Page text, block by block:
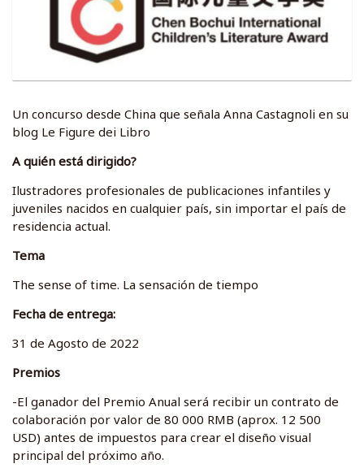
Un concurso desde China que señala Anna Castagnoli en su
blog Le Figure dei Libro
A quién está dirigido?
Ilustradores profesionales de publicaciones infantiles y
juveniles nacidos en cualquier país, sin importar el país de
residencia actual.
Tema
The sense of time. La sensación de tiempo
Fecha de entrega:
31 de Agosto de 2022
Premios
-El ganador del Premio Anual será recibir un contrato de
colaboración por valor de 80 000 RMB (aprox. 12 500
USD) antes de impuestos para crear el diseño visual
principal del próximo año.